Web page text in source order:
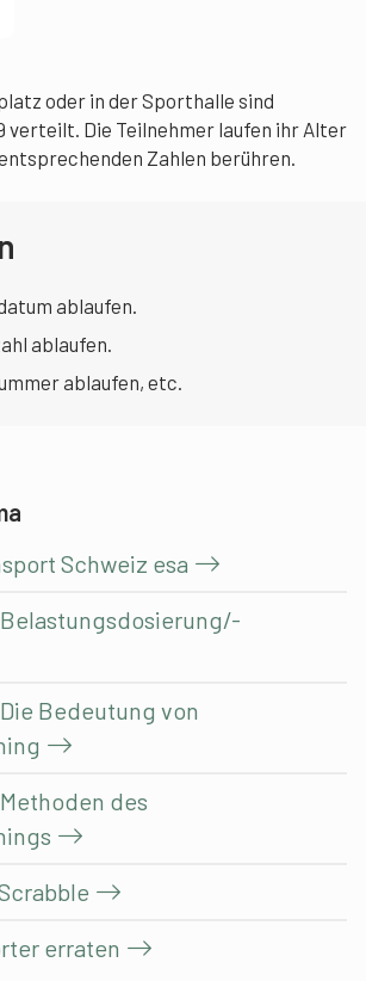
oder in der Sporthalle sind
verteilt. Die Teilnehmer laufen ihr Alter
Zahlen berühren.
ablaufen.
ablaufen.
ablaufen, etc.
Schweiz esa
Bedeutung von
des
erraten